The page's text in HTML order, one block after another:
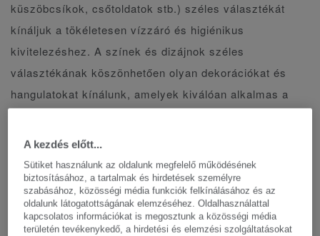
küszöbcsíkok, csőtoldatok stb.) széles választékát
kínáljuk a tökéletesen vízzáró és higiénikus
kivitelezéshez. A színek és dizájnok széles
választékának köszönhetően olyan dekorációkat és
hangulatokat kínálunk, amelyek kiválóan alkalmas a
idősgondozás, oktatás, sportközpontok és társasházak.
Minden PVC termékünk a TopClean felületvédelmünkkel
van lekezelve a könnyű tisztíthatóság és karbantartás
érdekében.
A kezdés előtt...
Sütiket használunk az oldalunk megfelelő működésének
biztosításához, a tartalmak és hirdetések személyre
szabásához, közösségi média funkciók felkínálásához és az
oldalunk látogatottságának elemzéséhez. Oldalhasználattal
kapcsolatos információkat is megosztunk a közösségi média
területén tevékenykedő, a hirdetési és elemzési szolgáltatásokat